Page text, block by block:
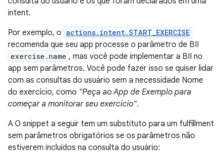
intent.
Por exemplo, o actions.intent.START_EXERCISE
recomenda que seu app processe o parâmetro de BII
exercise.name , mas você pode implementar a BII no
app sem parâmetros. Você pode fazer isso se quiser lidar
com as consultas do usuário sem a necessidade Nome
do exercício, como "Peça ao App de Exemplo para
começar a monitorar seu exercício".
A O snippet a seguir tem um substituto para um fulfillment
sem parâmetros obrigatórios se os parâmetros não
estiverem incluídos na consulta do usuário: